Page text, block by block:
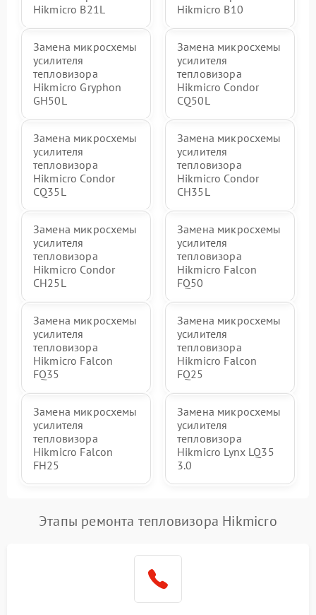
Hikmicro B21L
Hikmicro B10
Замена микросхемы
усилителя
тепловизора
Hikmicro Gryphon
GH50L
Замена микросхемы
усилителя
тепловизора
Hikmicro Condor
CQ50L
Замена микросхемы
усилителя
тепловизора
Hikmicro Condor
CQ35L
Замена микросхемы
усилителя
тепловизора
Hikmicro Condor
CH35L
Замена микросхемы
усилителя
тепловизора
Hikmicro Condor
CH25L
Замена микросхемы
усилителя
тепловизора
Hikmicro Falcon
FQ50
Замена микросхемы
усилителя
тепловизора
Hikmicro Falcon
FQ35
Замена микросхемы
усилителя
тепловизора
Hikmicro Falcon
FQ25
Замена микросхемы
усилителя
тепловизора
Hikmicro Falcon
FH25
Замена микросхемы
усилителя
тепловизора
Hikmicro Lynx LQ35
3.0
Этапы ремонта тепловизора Hikmicro